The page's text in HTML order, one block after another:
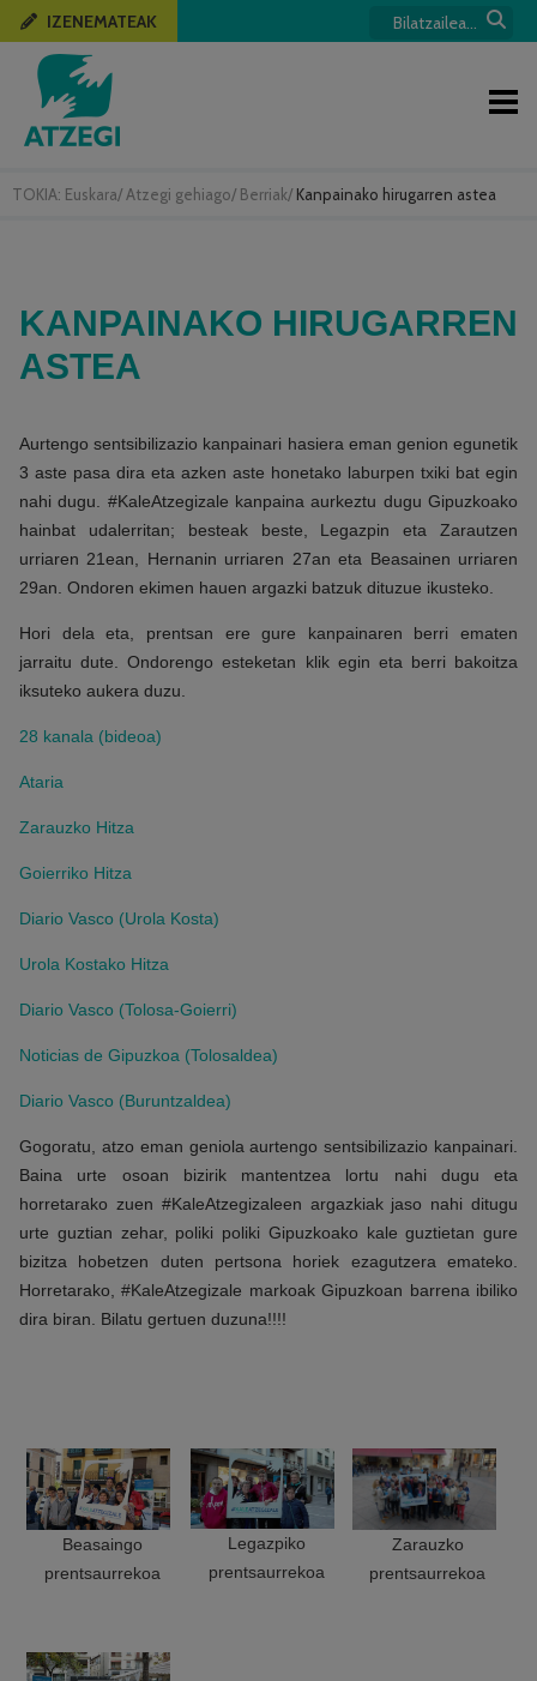
TOKIA: Euskara/ Atzegi gehiago/ Berriak/ Kanpainako hirugarren astea
IZENEMATEAK
KANPAINAKO HIRUGARREN
ASTEA
Aurtengo sentsibilizazio kanpainari hasiera eman genion egunetik
3 aste pasa dira eta azken aste honetako laburpen txiki bat egin
nahi dugu. #KaleAtzegizale kanpaina aurkeztu dugu Gipuzkoako
hainbat udalerritan; besteak beste, Legazpin eta Zarautzen
urriaren 21ean, Hernanin urriaren 27an eta Beasainen urriaren
29an. Ondoren ekimen hauen argazki batzuk dituzue ikusteko.
Hori dela eta, prentsan ere gure kanpainaren berri ematen
jarraitu dute. Ondorengo esteketan klik egin eta berri bakoitza
iksuteko aukera duzu.
28 kanala (bideoa)
Ataria
Zarauzko Hitza
Goierriko Hitza
Diario Vasco (Urola Kosta)
Urola Kostako Hitza
Diario Vasco (Tolosa-Goierri)
Noticias de Gipuzkoa (Tolosaldea)
Diario Vasco (Buruntzaldea)
Gogoratu, atzo eman geniola aurtengo sentsibilizazio kanpainari.
Baina urte osoan bizirik mantentzea lortu nahi dugu eta
horretarako zuen #KaleAtzegizaleen argazkiak jaso nahi ditugu
urte guztian zehar, poliki poliki Gipuzkoako kale guztietan gure
bizitza hobetzen duten pertsona horiek ezagutzera emateko.
Horretarako, #KaleAtzegizale markoak Gipuzkoan barrena ibiliko
dira biran. Bilatu gertuen duzuna!!!!
Beasaingo
prentsaurrekoa
Legazpiko
prentsaurrekoa
Zarauzko
prentsaurrekoa